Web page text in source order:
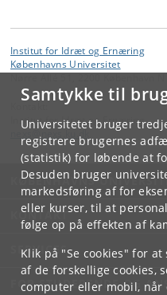
Samtykke til
Universitetet bruger
registrere brugernes
(statistik) for løbende at
Desuden bruger
markedsføring af for
eller kurser, til at
følge op på effekten af
Klik på "Se cookies" for
af de forskellige cookies,
computer eller mobil,
Institut for Idræt og Ernæring
Københavns Universitet
Institut for Idræt og Ernæring
KØBENHAVNS
KONTAKT
SERVICES
FOR STUDERENDE OG